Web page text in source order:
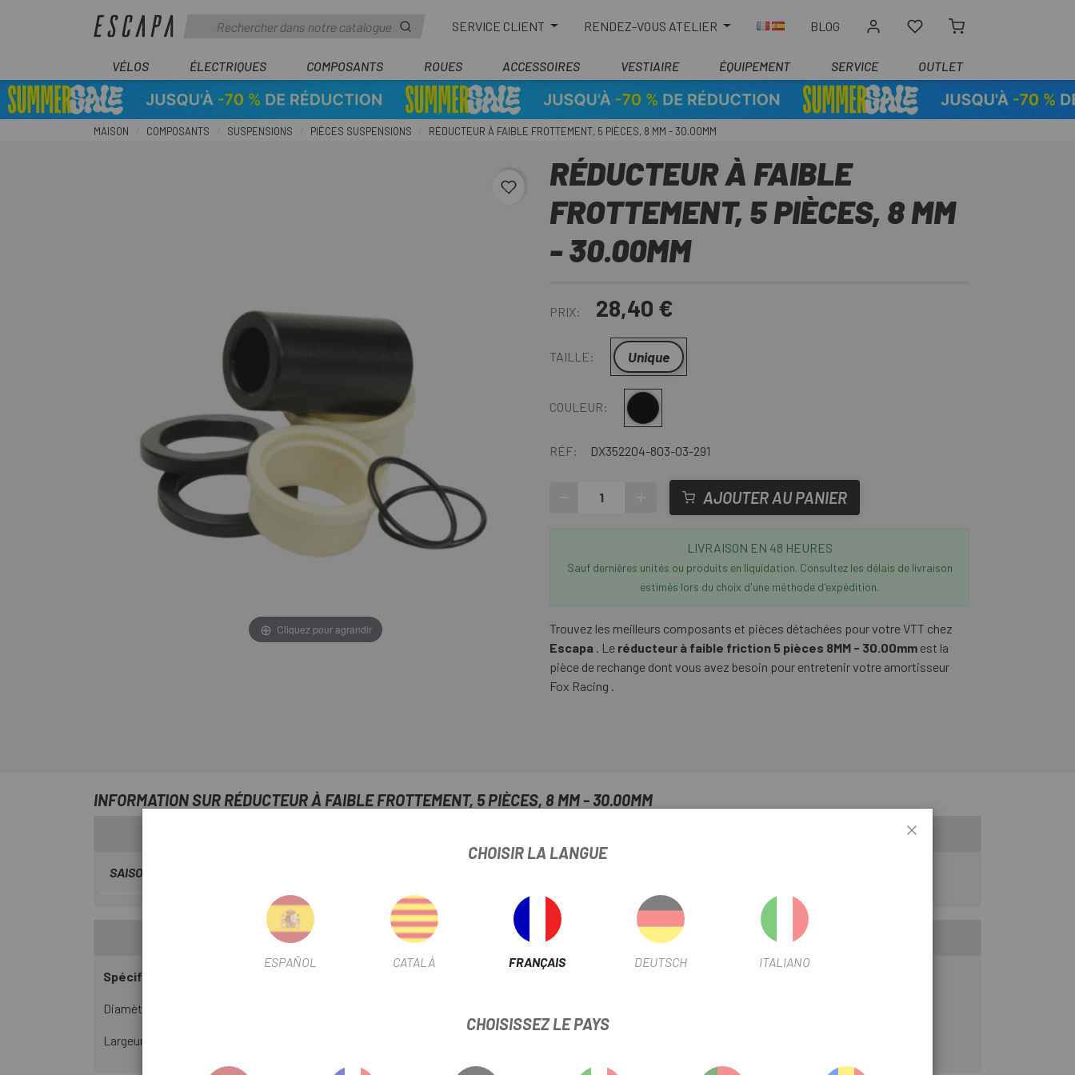
SERVICE CLIENT RENDEZ-VOUS ATELIER BLOG
VÉLOS ÉLECTRIQUES COMPOSANTS ROUES ACCESSOIRES VESTIAIRE ÉQUIPEMENT SERVICE OUTLET
MAISON COMPOSANTS SUSPENSIONS PIÈCES SUSPENSIONS RÉDUCTEUR À FAIBLE FROTTEMENT, 5 PIÈCES, 8 MM - 30.00MM
favorite_border
Cliquez pour agrandir
RÉDUCTEUR À FAIBLE
FROTTEMENT, 5 PIÈCES, 8 MM
- 30.00MM
PRIX: 28,40 €
TAILLE: Unique
COULEUR: Multi
RÉF: DX352204-803-03-291
AJOUTER AU PANIER
LIVRAISON EN 48 HEURES
Sauf dernières unités ou produits en liquidation. Consultez les délais de livraison
estimés lors du choix d'une méthode d'expédition.
Trouvez les meilleurs composants et pièces détachées pour votre VTT chez
Escapa . Le réducteur à faible friction 5 pièces 8MM - 30.00mm est la
pièce de rechange dont vous avez besoin pour entretenir votre amortisseur
Fox Racing .
INFORMATION SUR RÉDUCTEUR À FAIBLE FROTTEMENT, 5 PIÈCES, 8 MM - 30.00MM
SAISON
INFORMATION PRODUIT
Spécifications
Diamètre : 8 mm
Largeur : 30 mm/1 180 mm
CHOISIR LA LANGUE
ESPAÑOL CATALÀ FRANÇAIS DEUTSCH ITALIANO
CHOISISSEZ LE PAYS